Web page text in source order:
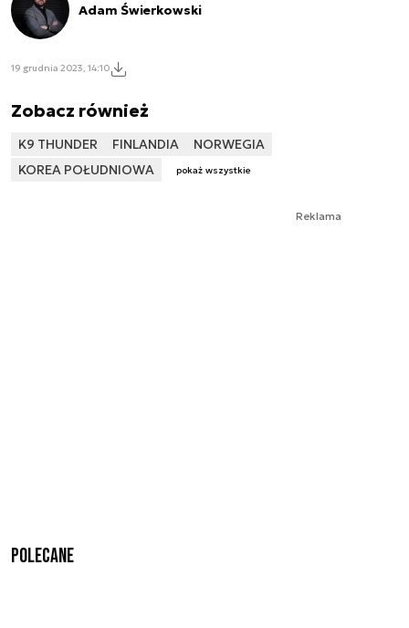
Adam Świerkowski
19 grudnia 2023, 14:10
Zobacz również
K9 THUNDER FINLANDIA
NORWEGIA
KOREA POŁUDNIOWA
pokaż wszystkie
Reklama
Polecane